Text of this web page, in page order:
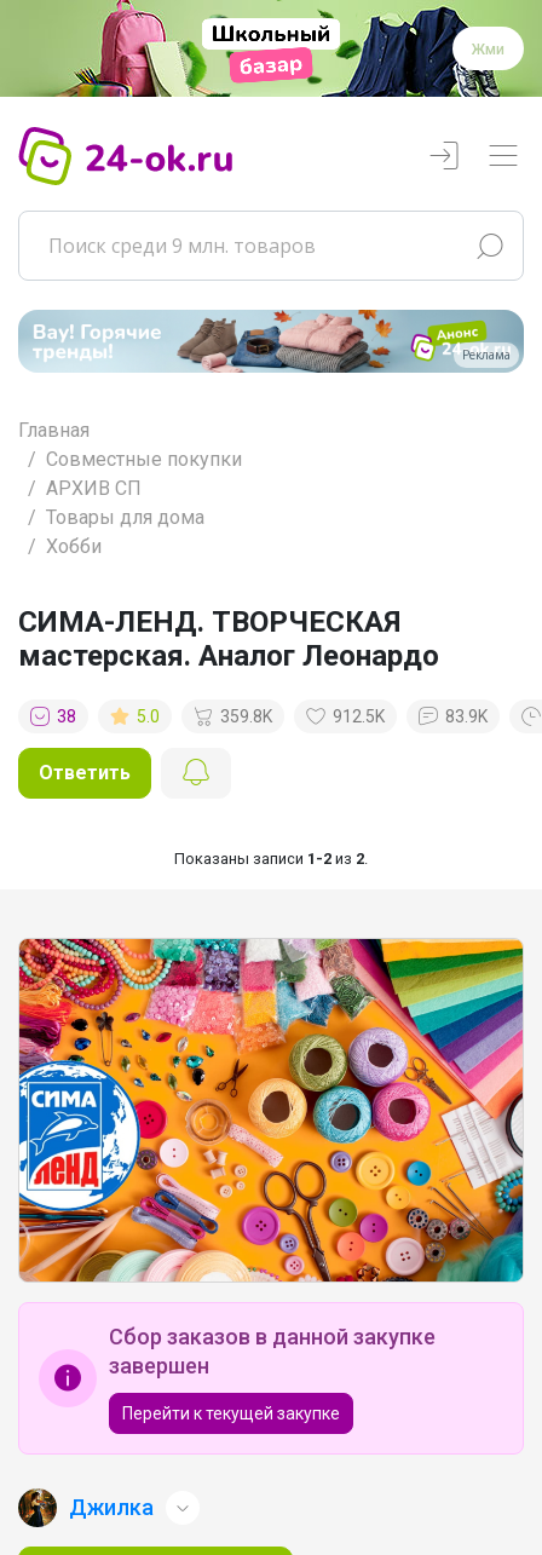
Жми
Реклама
Главная
Совместные покупки
АРХИВ СП
Товары для дома
Хобби
СИМА-ЛЕНД. ТВОРЧЕСКАЯ
мастерская. Аналог Леонардо
38 5.0 359.8K 912.5K 83.9K
Ответить
Показаны записи 1-2 из 2
Сбор заказов в данной закупке
завершен
Перейти к текущей закупке
Джилка